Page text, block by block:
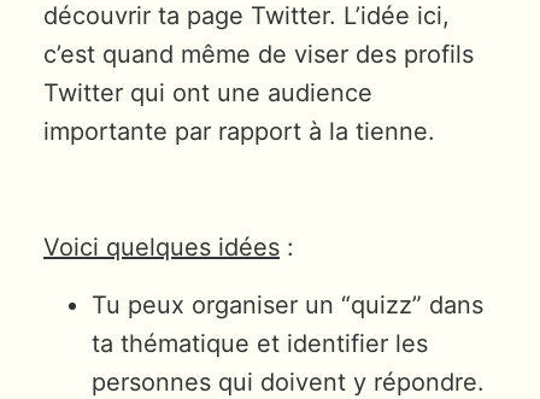
découvrir ta page Twitter. L’idée ici,
c’est quand même de viser des profils
Twitter qui ont une audience
importante par rapport à la tienne.
Voici quelques idées :
Tu peux organiser un “quizz” dans
ta thématique et identifier les
personnes qui doivent y répondre.